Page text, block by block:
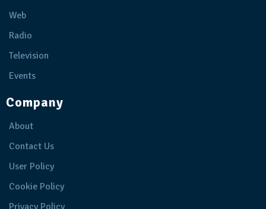
Web
Radio
Television
Events
Company
About
Contact Us
User Policy
Cookie Policy
Privacy Policy